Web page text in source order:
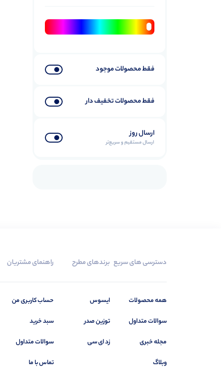
فقط محصولات موجود
فقط محصولات تخفیف دار
ارسال روز
ارسال مستقیم و سریع‌تر
دسترسی های سریع
همه محصولات
سوالات متداول
مجله خبری
وبلاگ
برندهای مطرح
ایسوس
توزین صدر
زد ای سی
راهنمای مشتریان
حساب کاربری من
سبد خرید
سوالات متداول
تماس با ما